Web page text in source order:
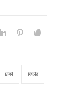
ঢাকা ফিচার